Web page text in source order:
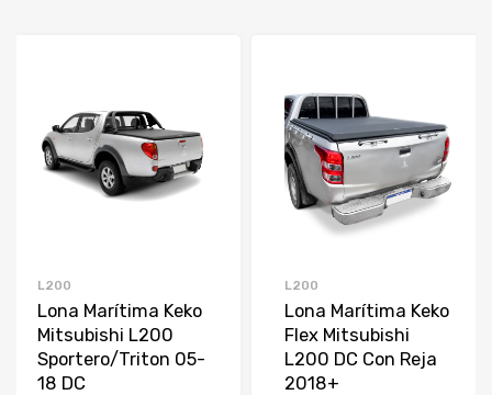
L200
Lona Marítima Keko
Mitsubishi L200
Sportero/Triton 05-
18 DC
L200
Lona Marítima Keko
Flex Mitsubishi
L200 DC Con Reja
2018+